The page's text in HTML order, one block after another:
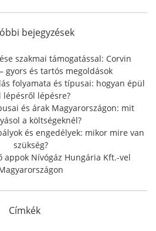
f
r
:
bejegyzések
szakmai támogatással: Corvin
gyors és tartós megoldások
folyamata és típusai: hogyan épül
lépésről lépésre?
és árak Magyarországon: mit
a költségeknél?
és engedélyek: mikor mire van
szükség?
appok Nívógáz Hungária Kft.-vel
Címkék